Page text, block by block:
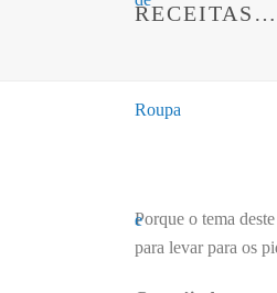
Porque o tema
para levar para os